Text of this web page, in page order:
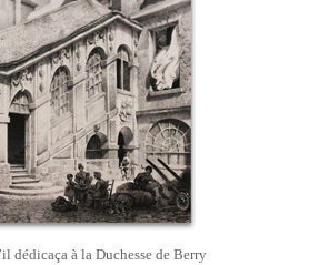
dédicaça à la Duchesse de Berry